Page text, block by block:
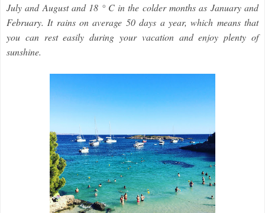
July and August and 18 ° C in the colder months as January and
February. It rains on average 50 days a year, which means that
you can rest easily during your vacation and enjoy plenty of
sunshine.